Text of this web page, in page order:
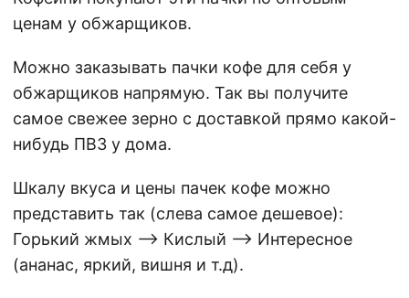
ценам у обжарщиков.
Можно заказывать пачки кофе для себя у
обжарщиков напрямую. Так вы получите
самое свежее зерно с доставкой прямо какой-
нибудь ПВЗ у дома.
Шкалу вкуса и цены пачек кофе можно
представить так (слева самое дешевое):
Горький жмых —> Кислый —> Интересное
(ананас, яркий, вишня и т.д).